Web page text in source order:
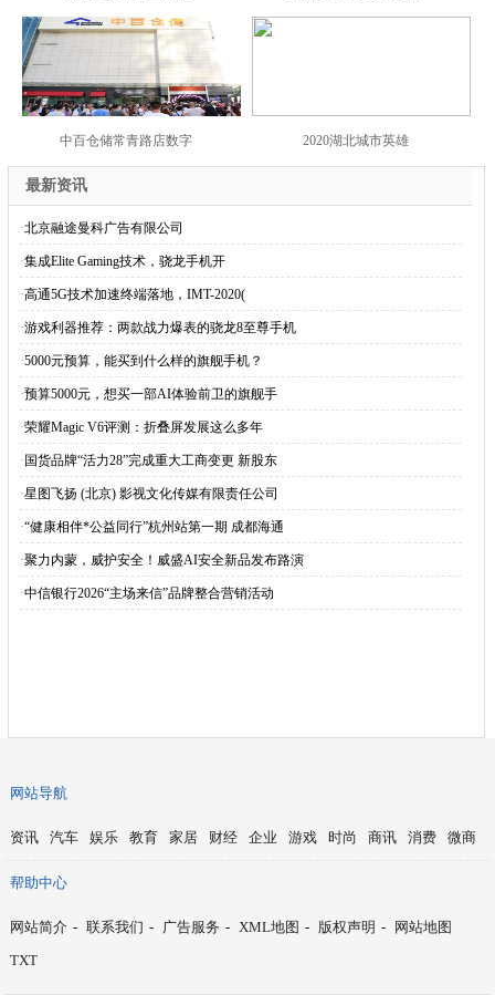
中百仓储常青路店数字 2020湖北城市英雄
最新资讯
·北京融途曼科广告有限公司
·集成Elite Gaming技术，骁龙手机开
·高通5G技术加速终端落地，IMT-2020(
·游戏利器推荐：两款战力爆表的骁龙8至尊手机
·5000元预算，能买到什么样的旗舰手机？
·预算5000元，想买一部AI体验前卫的旗舰手
·荣耀Magic V6评测：折叠屏发展这么多年
· 国货品牌“活力28”完成重大工商变更 新股东
·星图飞扬 (北京) 影视文化传媒有限责任公司
·“健康相伴*公益同行”杭州站第一期 成都海通
·聚力内蒙，威护安全！威盛AI安全新品发布路演
·中信银行2026“主场来信”品牌整合营销活动
网站导航
资讯 汽车 娱乐 教育 家居 财经 企业 游戏 时尚 商讯 消费 微商
帮助中心
网站简介 - 联系我们 - 广告服务 - XML地图 - 版权声明 -
网站地图
TXT